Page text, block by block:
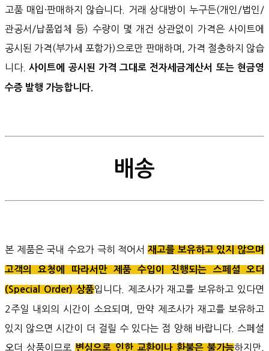
고품 매입·판매하지 않습니다. 거래 상대방이 누구든(개인/법인/
관공서/납품업체 등) 수량이 몇 개건 상관없이 가격은 사이트에
공시된 가격(부가세 포함가)으로만 판매하며, 가격 절충하지 않습
니다.사이트에 공시된 가격 그대로 전자세금계산서 또는 현금영
수증 발행 가능합니다.
배송
본 제품은 국내 수요가 극히 적어서 재고를 보유하고 있지 않으며
고객의 요청에 따라서만 제품 수입이 진행되는 스페셜 오더
(Special Order) 상품입니다. 제조사가 재고를 보유하고 있다면
2주일 내외의 시간이 소요되며, 만약 제조사가 재고를 보유하고
있지 않으면 시간이 더 걸릴 수 있다는 점 양해 바랍니다. 스페셜
오더 상품이므로
변심으로 인한 교환이나 환불은 불가능하지만,